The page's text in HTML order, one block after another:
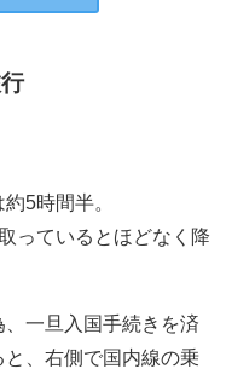
5時間半。
っているとほどなく降
一旦入国手続きを済
、右側で国内線の乗